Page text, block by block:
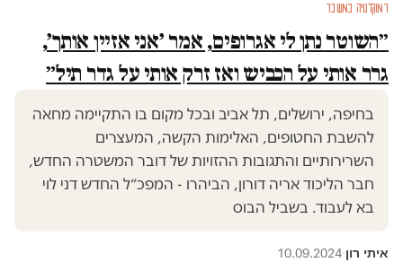
דמוקרטיה במשבר
״השוטר נתן לי אגרופים, אמר ׳אני אזיין אותך׳,
גרר אותי על הכביש ואז זרק אותי על גדר תיל״
בחיפה, ירושלים, תל אביב ובכל מקום בו התקיימה מחאה
להשבת החטופים, האלימות הקשה, המעצרים
השרירותיים והתגובות ההזויות של דובר המשטרה החדש,
חבר הליכוד אריה דורון, הביהרו - המפכ״ל החדש דני לוי
בא לעבוד. בשביל הבוס
איתי רון·
10.09.2024